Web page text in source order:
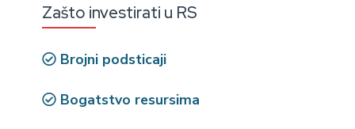
Zašto investirati u RS
Brojni podsticaji
Bogatstvo resursima